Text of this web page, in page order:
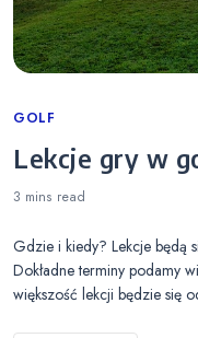
Categories
GOLF
Lekcje gry w
3 mins read
Gdzie i kiedy? Lekcje będą
Dokładne terminy podamy
większość lekcji będzie się